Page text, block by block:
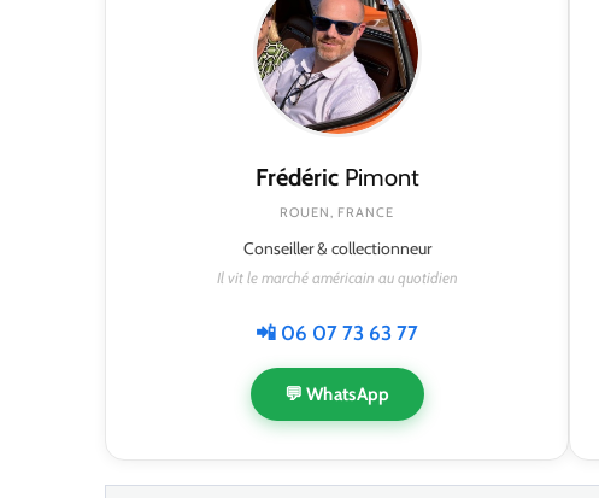
FrédéricPimont
ROUEN, FRANCE
Conseiller & collectionneur
Il vit le marché américain au quotidien
📲 06 07 73 63 77
💬 WhatsApp